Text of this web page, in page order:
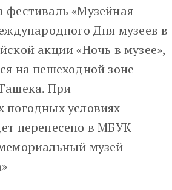
«Музейная
Дня музеев в
акции «Ночь в музее»,
на пешеходной зоне
При
погодных условиях
перенесено в МБУК
музей